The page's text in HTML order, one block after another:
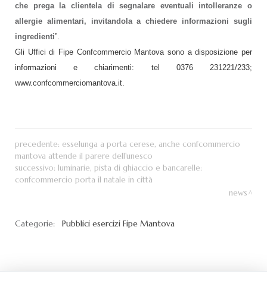
che prega la clientela di segnalare eventuali intolleranze o
allergie alimentari, invitandola a chiedere informazioni sugli
ingredienti”.
Gli Uffici di Fipe Confcommercio Mantova sono a disposizione per
informazioni e chiarimenti: tel 0376 231221/233;
www.confcommerciomantova.it.
precedente: esselunga a porta cerese, anche confcommercio
mantova attende il parere dell'unesco
successivo: luminarie, pista di ghiaccio e bancarelle:
confcommercio porta il natale in città
news
Categorie: Pubblici esercizi Fipe Mantova